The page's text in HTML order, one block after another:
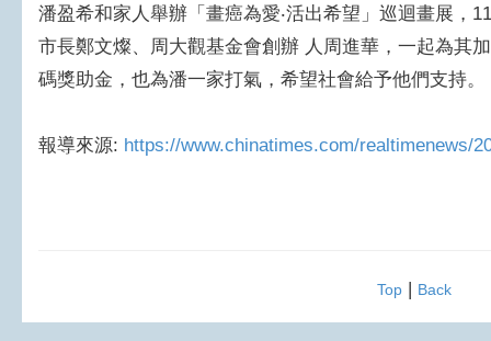
潘盈希和家人舉辦「畫癌為愛‧活出希望」巡迴畫展，
市長鄭文燦、周大觀基金會創辦 人周進華，一起為其
碼獎助金，也為潘一家打氣，希望社會給予他們支持。
報導來源: https://www.chinatimes.com/realtimenews/
Top| Back